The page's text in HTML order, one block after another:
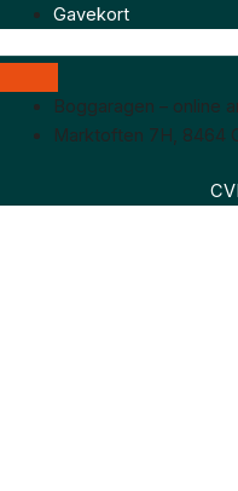
Gavekort
Boggaragen – online
Marktoften 7H, 8464